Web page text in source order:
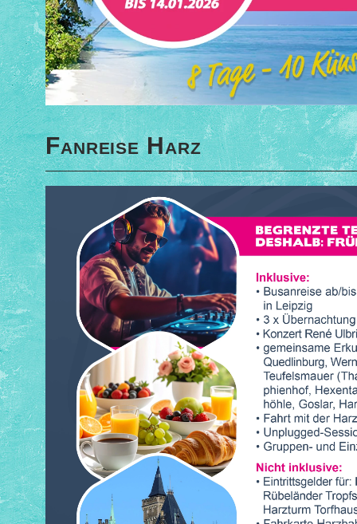
Fanreise Harz